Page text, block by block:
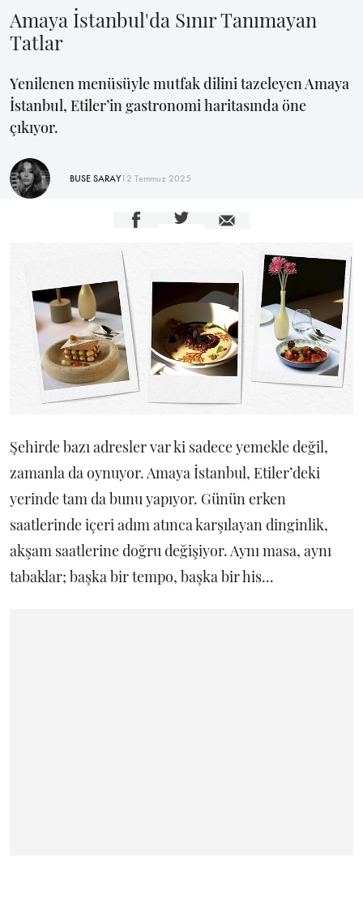
Amaya İstanbul'da Sınır Tanımayan
Tatlar
Yenilenen menüsüyle mutfak dilini tazeleyen Amaya
İstanbul, Etiler’in gastronomi haritasında öne
çıkıyor.
BUSE SARAY12 Temmuz 2025
Şehirde bazı adresler var ki sadece yemekle değil,
zamanla da oynuyor. Amaya İstanbul, Etiler’deki
yerinde tam da bunu yapıyor. Günün erken
saatlerinde içeri adım atınca karşılayan dinginlik,
akşam saatlerine doğru değişiyor. Aynı masa, aynı
tabaklar; başka bir tempo, başka bir his...